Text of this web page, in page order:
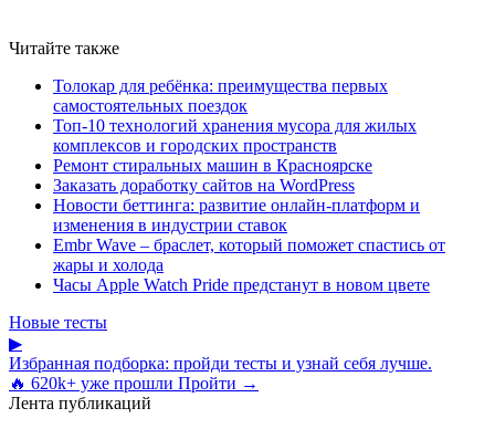
Читайте также
Толокар для ребёнка: преимущества первых
самостоятельных поездок
Топ-10 технологий хранения мусора для жилых
комплексов и городских пространств
Ремонт стиральных машин в Красноярске
Заказать доработку сайтов на WordPress
Новости беттинга: развитие онлайн-платформ и
изменения в индустрии ставок
Embr Wave – браслет, который поможет спастись от
жары и холода
Часы Apple Watch Pride предстанут в новом цвете
Новые тесты
▶
Избранная подборка: пройди тесты и узнай себя лучше.
🔥 620k+ уже прошли Пройти →
Лента публикаций